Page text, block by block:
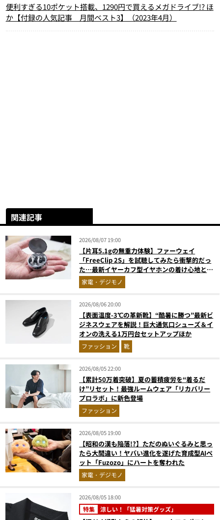
便利すぎる10ポケット搭載、1290円で買えるメガドライブ!? ほ
か【付録の人気記事 月間ベスト3】（2023年4月）
関連記事
2026/08/07 19:00
【片耳5.1gの無重力体験】ファーウェイ
「FreeClip 2S」を試聴してみたら衝撃的だっ
た…最新イヤーカフ型イヤホンの着け心地とAI
技術に感動
家電・デジモノ
2026/08/06 20:00
【表面温度-3℃の革新靴】“酷暑に勝つ”最新ビ
ジネスウェアを解説！巨大通気口シューズ＆イ
オンの洗える1万円台セットアップほか
ファッション 靴
2026/08/05 22:00
【累計50万着突破】夏の蓄積疲労を“着るだ
け”リセット！最強ルームウェア「リカバリー
プロラボ」に新色登場
ファッション
2026/08/05 19:00
【昭和の漢も陥落!?】ただのぬいぐるみと思っ
たら大間違い！ヤバい進化を遂げた育成型AIペ
ット「Fuzozo」にハートを奪われた
家電・デジモノ
2026/08/05 18:00
特集 涼しい！「猛暑対策グッズ」